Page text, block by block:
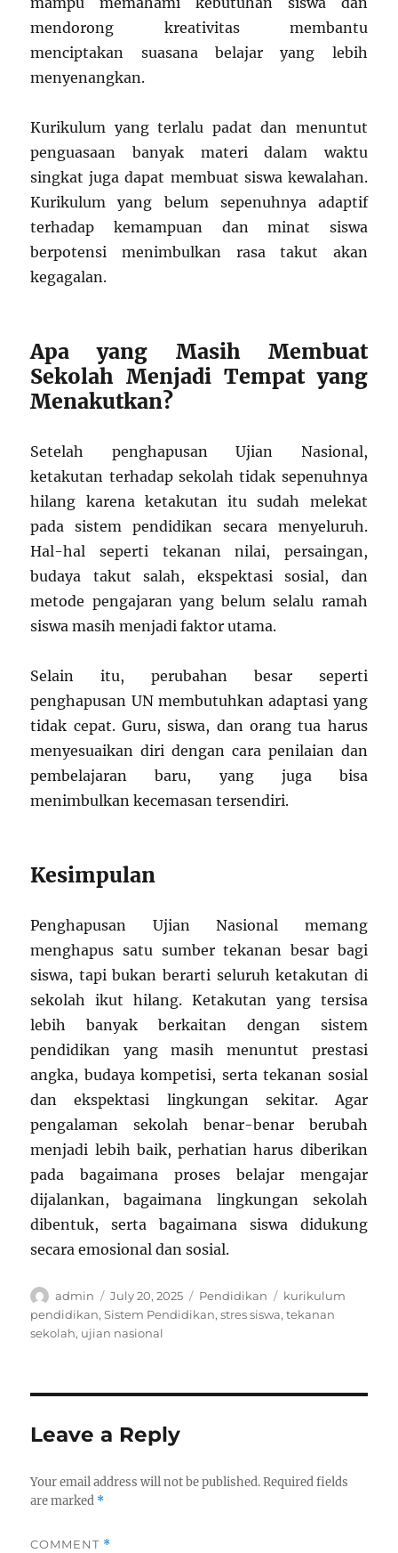
mendorong kreativitas membantu
menciptakan suasana belajar yang lebih
menyenangkan.
Kurikulum yang terlalu padat dan menuntut
penguasaan banyak materi dalam waktu
singkat juga dapat membuat siswa kewalahan.
Kurikulum yang belum sepenuhnya adaptif
terhadap kemampuan dan minat siswa
berpotensi menimbulkan rasa takut akan
kegagalan.
Apa yang Masih Membuat
Sekolah Menjadi Tempat yang
Menakutkan?
Setelah penghapusan Ujian Nasional,
ketakutan terhadap sekolah tidak sepenuhnya
hilang karena ketakutan itu sudah melekat
pada sistem pendidikan secara menyeluruh.
Hal-hal seperti tekanan nilai, persaingan,
budaya takut salah, ekspektasi sosial, dan
metode pengajaran yang belum selalu ramah
siswa masih menjadi faktor utama.
Selain itu, perubahan besar seperti
penghapusan UN membutuhkan adaptasi yang
tidak cepat. Guru, siswa, dan orang tua harus
menyesuaikan diri dengan cara penilaian dan
pembelajaran baru, yang juga bisa
menimbulkan kecemasan tersendiri.
Kesimpulan
Penghapusan Ujian Nasional memang
menghapus satu sumber tekanan besar bagi
siswa, tapi bukan berarti seluruh ketakutan di
sekolah ikut hilang. Ketakutan yang tersisa
lebih banyak berkaitan dengan sistem
pendidikan yang masih menuntut prestasi
angka, budaya kompetisi, serta tekanan sosial
dan ekspektasi lingkungan sekitar. Agar
pengalaman sekolah benar-benar berubah
menjadi lebih baik, perhatian harus diberikan
pada bagaimana proses belajar mengajar
dijalankan, bagaimana lingkungan sekolah
dibentuk, serta bagaimana siswa didukung
secara emosional dan sosial.
Author
admin
Posted
on
July 20, 2025 Categories
Pendidikan Tags
kurikulum
pendidikan,Sistem Pendidikan,stres siswa,tekanan
sekolah, ujian nasional
Leave a Reply
Your email address will not be published. Required fields
are marked *
COMMENT *